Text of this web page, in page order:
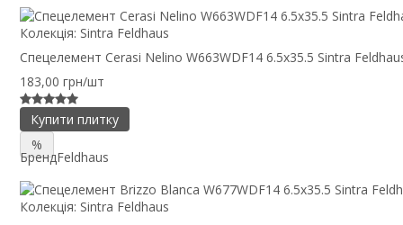
Колекція: Sintra Feldhaus
Спецелемент Cerasi Nelino W663WDF14 6.5x35.5 Sintra
183,00 грн/шт
Купити плитку
%
БрендFeldhaus
Колекція: Sintra Feldhaus